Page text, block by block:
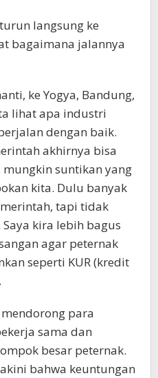
langsung ke
bagaimana jalannya
ke Yogya, Bandung,
lihat apa industri
dengan baik.
akhirnya bisa
suntikan yang
kita. Dulu banyak
tapi tidak
kira lebih bagus
agar peternak
seperti KUR (kredit
para
sama dan
besar peternak.
bahwa keuntungan